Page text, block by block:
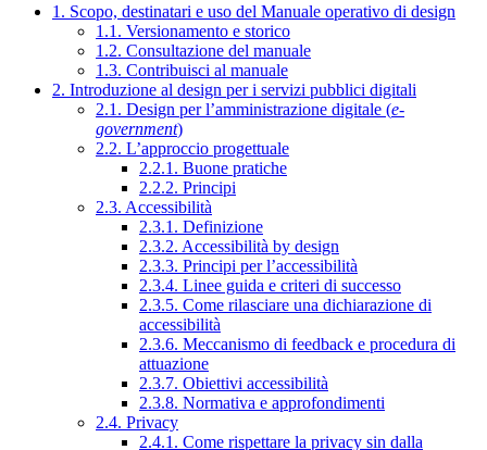
1. Scopo, destinatari e uso del Manuale operativo di design
1.1. Versionamento e storico
1.2. Consultazione del manuale
1.3. Contribuisci al manuale
2. Introduzione al design per i servizi pubblici digitali
2.1. Design per l’amministrazione digitale (e-
government)
2.2. L’approccio progettuale
2.2.1. Buone pratiche
2.2.2. Principi
2.3. Accessibilità
2.3.1. Definizione
2.3.2. Accessibilità by design
2.3.3. Principi per l’accessibilità
2.3.4. Linee guida e criteri di successo
2.3.5. Come rilasciare una dichiarazione di
accessibilità
2.3.6. Meccanismo di feedback e procedura di
attuazione
2.3.7. Obiettivi accessibilità
2.3.8. Normativa e approfondimenti
2.4. Privacy
2.4.1. Come rispettare la privacy sin dalla